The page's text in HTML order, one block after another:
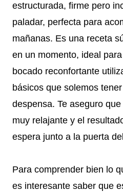
estructurada, firme pero
paladar, perfecta para
mañanas. Es una receta
en un momento, ideal
bocado reconfortante
básicos que solemos
despensa. Te aseguro
muy relajante y el
espera junto a la puerta
Para comprender bien lo
es interesante saber que